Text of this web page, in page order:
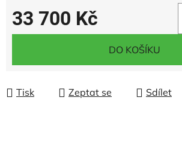
33 700 Kč
Měrná cena:
DO KOŠÍKU
Tisk Zeptat se Sdílet